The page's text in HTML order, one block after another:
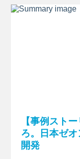
【事例スト
ろ。日本ゼ
開発